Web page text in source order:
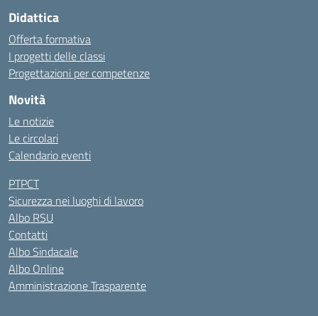
Didattica
Offerta formativa
I progetti delle classi
Progettazioni per competenze
Novità
Le notizie
Le circolari
Calendario eventi
PTPCT
Sicurezza nei luoghi di lavoro
Albo RSU
Contatti
Albo Sindacale
Albo Online
Amministrazione Trasparente